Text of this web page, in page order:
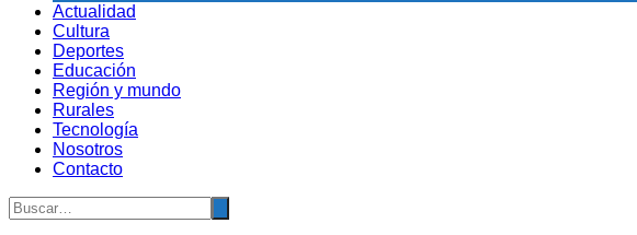
Actualidad
Cultura
Deportes
Educación
Región y mundo
Rurales
Tecnología
Nosotros
Contacto